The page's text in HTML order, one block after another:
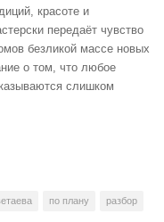
красоте и
передаёт чувство
безликой массе новых
о том, что любое
слишком
по плану разбор